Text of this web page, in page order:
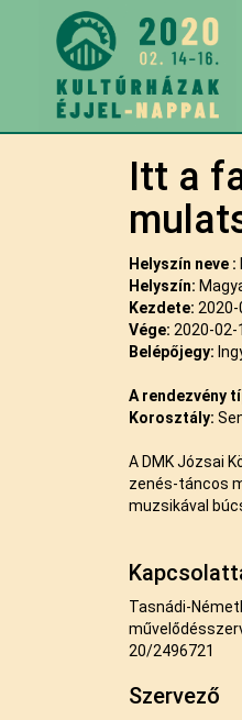
Itt a
Helyszín neve :
Helyszín:
Kezdete: 2020-
Vége: 2020-02-
Belépőjegy:
A rendezvény
Korosztály:
A DMK Józsai
zenés-táncos
muzsikával
Tasnádi-
20/2496721
Szervező